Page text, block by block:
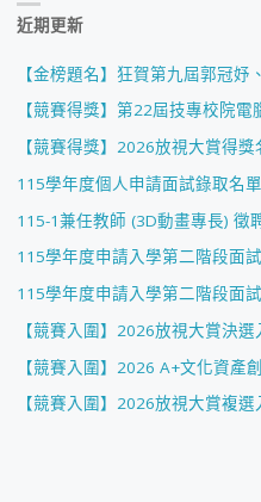
近期更新
【金榜題名】狂賀第九屆郭冠
【競賽得獎】第22屆技專校院
【競賽得獎】2026放視大賞得獎
115學年度個人申請面試錄取名
115-1兼任教師 (3D動畫專長) 徵
115學年度申請入學第二階段面
115學年度申請入學第二階段面
【競賽入圍】2026放視大賞決選
【競賽入圍】2026 A+文化資產
【競賽入圍】2026放視大賞複選